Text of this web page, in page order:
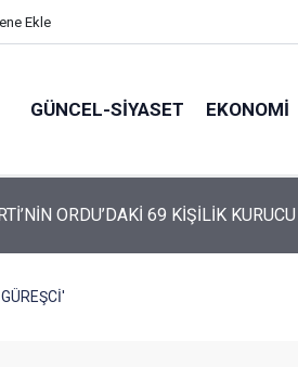
Ekle
GÜNCEL-SIYASET EKONOMI
ORDU’DAKİ 69 KİŞİLİK